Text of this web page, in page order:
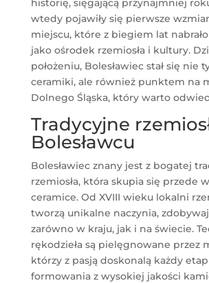
historię, sięgającą przynajmniej roku
wtedy pojawiły się pierwsze
miejscu, które z biegiem lat
jako ośrodek rzemiosła i kultury.
położeniu, Bolesławiec stał się nie
ceramiki, ale również punktem na
Dolnego Śląska, który warto
Tradycyjne
Bolesławcu
Bolesławiec znany jest z bogatej
rzemiosła, która skupia się przede
ceramice. Od XVIII wieku lokalni
tworzą unikalne naczynia,
zarówno w kraju, jak i na świecie.
rękodzieła są pielęgnowane przez
którzy z pasją doskonalą każdy
formowania z wysokiej jakości